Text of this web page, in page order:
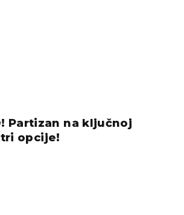
Partizan na ključnoj
opcije!